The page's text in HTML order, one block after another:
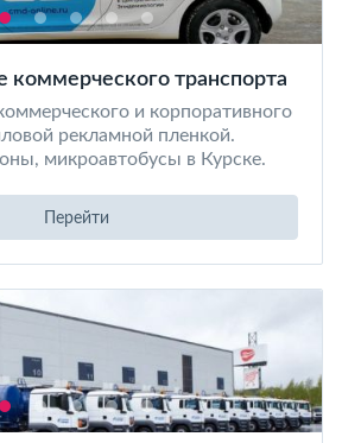
коммерческого транспорта
и корпоративного
рекламной пленкой.
микроавтобусы в Курске.
Перейти